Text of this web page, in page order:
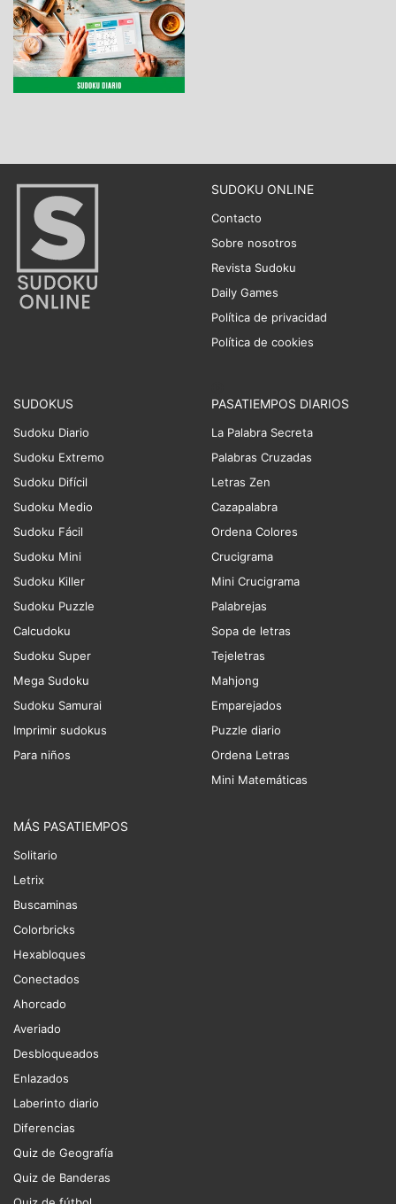
SUDOKU ONLINE
Contacto
Sobre nosotros
Revista Sudoku
Daily Games
Política de privacidad
Política de cookies
SUDOKUS
Sudoku Diario
Sudoku Extremo
Sudoku Difícil
Sudoku Medio
Sudoku Fácil
Sudoku Mini
Sudoku Killer
Sudoku Puzzle
Calcudoku
Sudoku Super
Mega Sudoku
Sudoku Samurai
Imprimir sudokus
Para niños
PASATIEMPOS DIARIOS
La Palabra Secreta
Palabras Cruzadas
Letras Zen
Cazapalabra
Ordena Colores
Crucigrama
Mini Crucigrama
Palabrejas
Sopa de letras
Tejeletras
Mahjong
Emparejados
Puzzle diario
Ordena Letras
Mini Matemáticas
MÁS PASATIEMPOS
Solitario
Letrix
Buscaminas
Colorbricks
Hexabloques
Conectados
Ahorcado
Averiado
Desbloqueados
Enlazados
Laberinto diario
Diferencias
Quiz de Geografía
Quiz de Banderas